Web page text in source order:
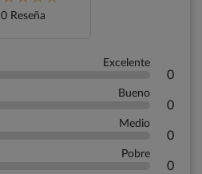
0 Reseña
Excelente
0
Bueno
0
Medio
0
Pobre
0